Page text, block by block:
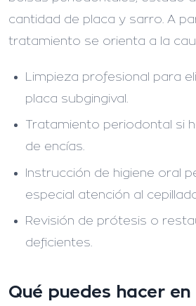
cantidad de placa y sarro. A
tratamiento se orienta a la
Limpieza profesional para
placa subgingival.
Tratamiento periodontal si
de encías.
Instrucción de higiene oral
especial atención al cepillado
Revisión de prótesis o
deficientes.
Qué puedes hacer en